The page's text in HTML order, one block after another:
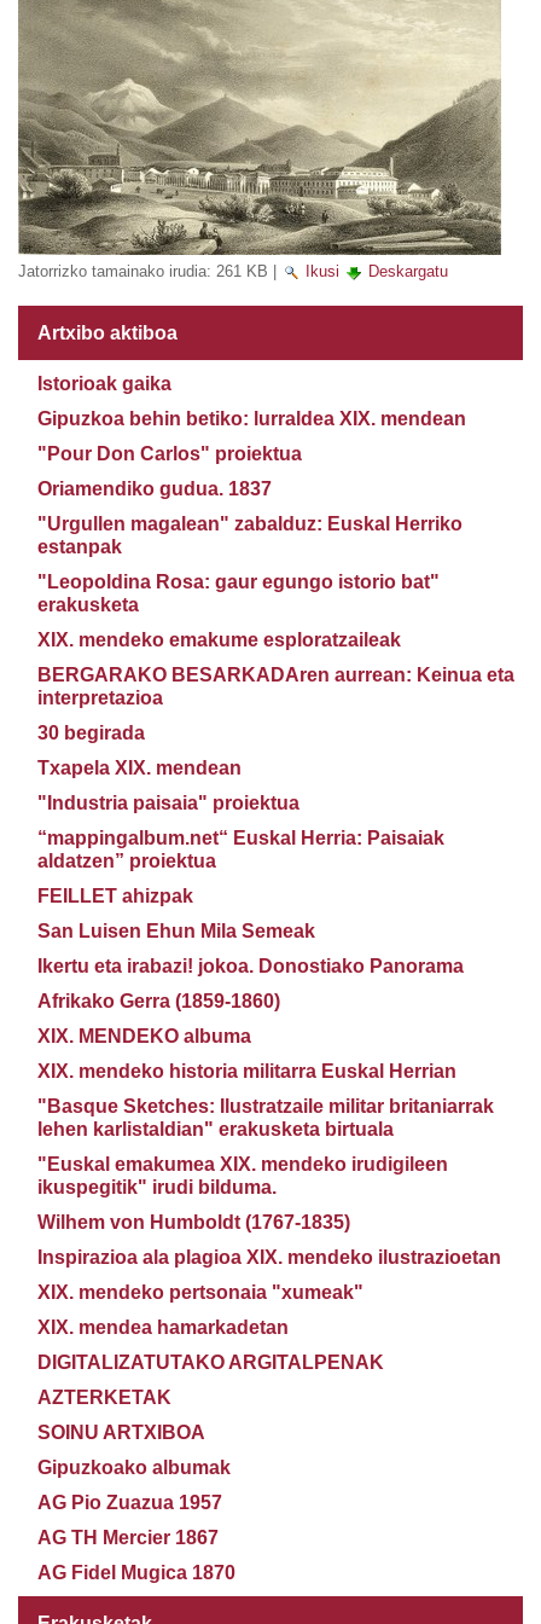
Jatorrizko tamainako irudia: 261 KB Ikusi Deskargatu
Artxibo aktiboa
Istorioak gaika
Gipuzkoa behin betiko: lurraldea XIX. mendean
"Pour Don Carlos" proiektua
Oriamendiko gudua. 1837
"Urgullen magalean" zabalduz: Euskal Herriko
estanpak
"Leopoldina Rosa: gaur egungo istorio bat"
erakusketa
XIX. mendeko emakume esploratzaileak
BERGARAKO BESARKADAren aurrean: Keinua eta
interpretazioa
30 begirada
Txapela XIX. mendean
"Industria paisaia" proiektua
“mappingalbum.net“ Euskal Herria: Paisaiak
aldatzen” proiektua
FEILLET ahizpak
San Luisen Ehun Mila Semeak
Ikertu eta irabazi! jokoa. Donostiako Panorama
Afrikako Gerra (1859-1860)
XIX. MENDEKO albuma
XIX. mendeko historia militarra Euskal Herrian
"Basque Sketches: Ilustratzaile militar britaniarrak
lehen karlistaldian" erakusketa birtuala
"Euskal emakumea XIX. mendeko irudigileen
ikuspegitik" irudi bilduma.
Wilhem von Humboldt (1767-1835)
Inspirazioa ala plagioa XIX. mendeko ilustrazioetan
XIX. mendeko pertsonaia "xumeak"
XIX. mendea hamarkadetan
DIGITALIZATUTAKO ARGITALPENAK
AZTERKETAK
SOINU ARTXIBOA
Gipuzkoako albumak
AG Pio Zuazua 1957
AG TH Mercier 1867
AG Fidel Mugica 1870